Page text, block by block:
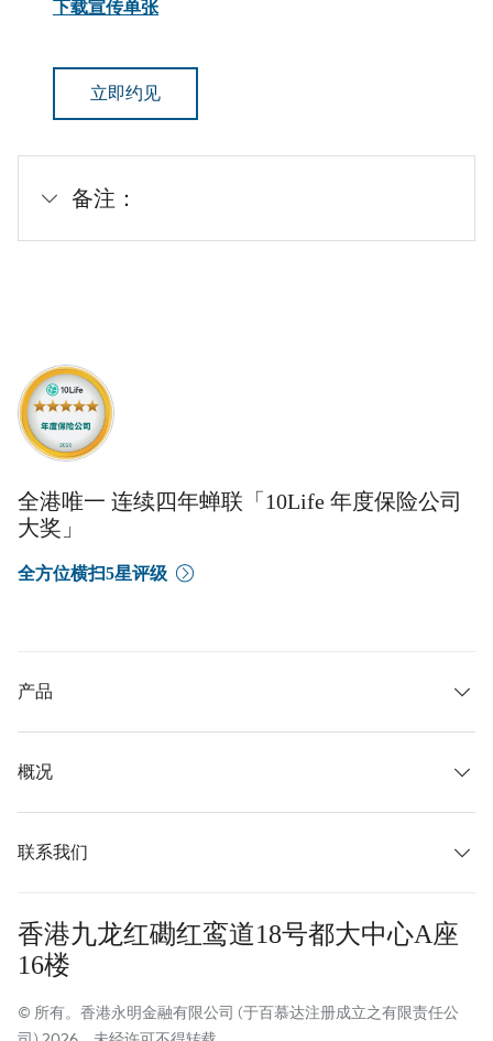
下载宣传单张
立即约见
备注：
全港唯一 连续四年蝉联「10Life 年度保险公司
大奖」
全方位横扫5星评级
产品
概况
联系我们
香港九龙红磡红鸾道18号都大中心A座
16楼
© 所有。香港永明金融有限公司 (于百慕达注册成立之有限责任公